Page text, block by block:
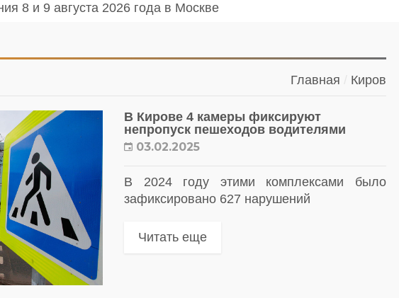
31 июля и 1 августа 20026 года в Москве
Главная Киров
В Кирове 4 камеры фиксируют
непропуск пешеходов водителями
03.02.2025
В 2024 году этими комплексами было
зафиксировано 627 нарушений
Читать еще